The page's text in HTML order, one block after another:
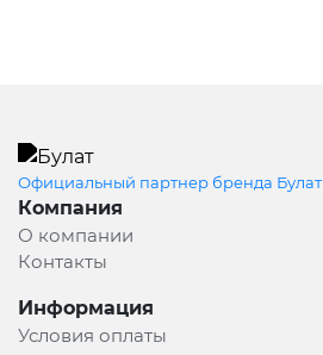
Официальный партнер бренда Булат
Компания
О компании
Контакты
Информация
Условия оплаты